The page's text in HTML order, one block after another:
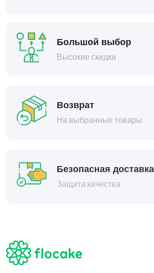
Большой выбор
Высокие скидки
Возврат
На выбранные товары
Безопасная доставка
Защита качества